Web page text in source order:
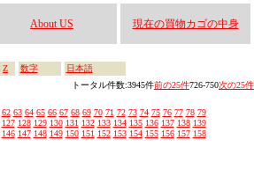
About US 現在の買物カゴの中身
Z 数字
日本語
トータル件数:3945件前の25件726-750次の25件
62 63 64 65 66 67 68 69 70 71 72 73 74 75 76 77 78 79
127 128 129 130 131 132 133 134 135 136 137 138 139
146 147 148 149 150 151 152 153 154 155 156 157 158